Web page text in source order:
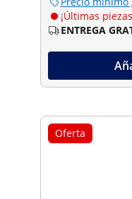
¡Últimas
ENTREGA
Oferta